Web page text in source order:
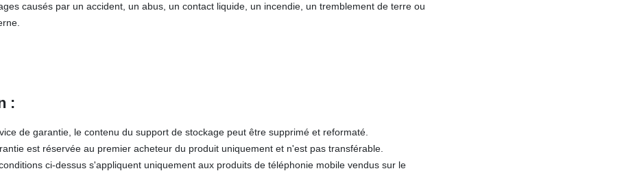
causés par un accident, un abus, un contact liquide, un incendie, un tremblement de terre ou
:
de garantie, le contenu du support de stockage peut être supprimé et reformaté.
est réservée au premier acheteur du produit uniquement et n'est pas transférable.
ci-dessus s'appliquent uniquement aux produits de téléphonie mobile vendus sur le